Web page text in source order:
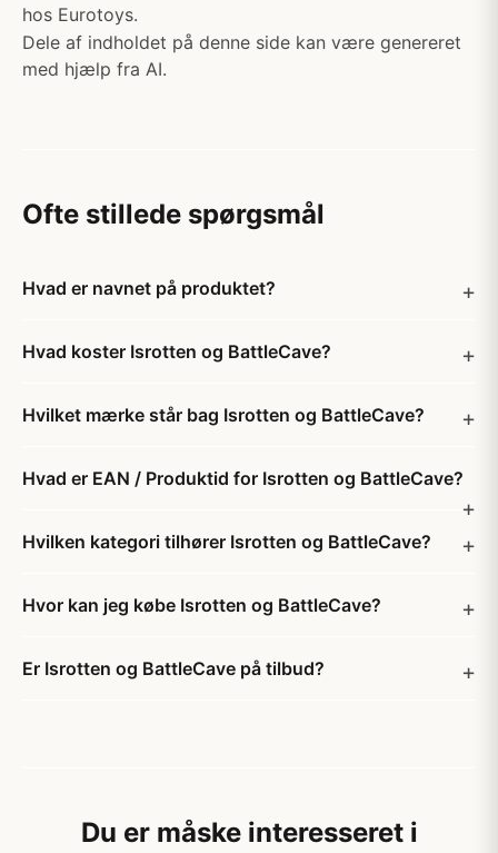
hos Eurotoys.
Dele af indholdet på denne side kan være genereret
med hjælp fra AI.
Ofte stillede spørgsmål
Hvad er navnet på produktet?
Hvad koster Isrotten og BattleCave?
Hvilket mærke står bag Isrotten og BattleCave?
Hvad er EAN / Produktid for Isrotten og BattleCave?
Hvilken kategori tilhører Isrotten og BattleCave?
Hvor kan jeg købe Isrotten og BattleCave?
Er Isrotten og BattleCave på tilbud?
Du er måske interesseret i